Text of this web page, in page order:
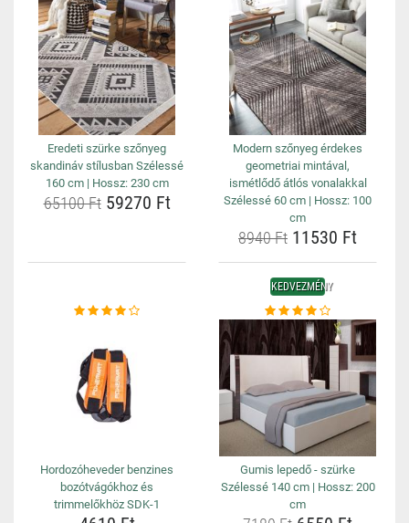
Eredeti szürke szőnyeg
skandináv stílusban Szélessé
160 cm | Hossz: 230 cm
65100 Ft59270 Ft
Modern szőnyeg érdekes
geometriai mintával,
ismétlődő átlós vonalakkal
Szélessé 60 cm | Hossz: 100
cm
8940 Ft 11530 Ft
Hordozóheveder benzines
bozótvágókhoz és
trimmelőkhöz SDK-1
KEDVEZMÉNY
Gumis lepedő - szürke
Szélessé 140 cm | Hossz: 200
cm